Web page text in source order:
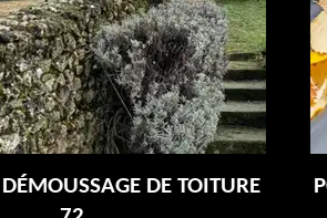
DE TOITURE
POSE